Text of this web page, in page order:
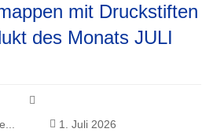
mit Druckstiften
des Monats JULI
1. Juli 2026